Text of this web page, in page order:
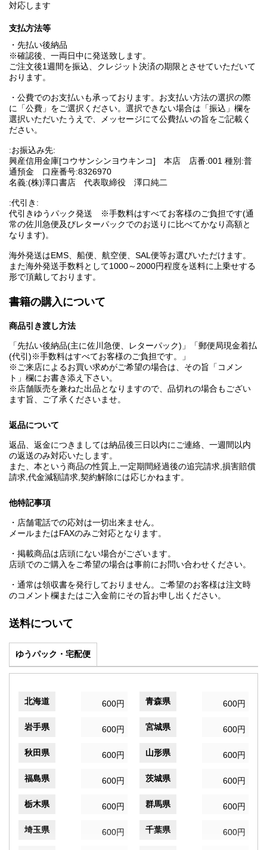
対応します
支払方法等
・先払い後納品
※確認後、一両日中に発送致します。
ご注文後1週間を振込、クレジット決済の期限とさせていただいて
おります。
・公費でのお支払いも承っております。お支払い方法の選択の際
に「公費」をご選択ください。選択できない場合は「振込」欄を
選択いただいたうえで、メッセージにて公費払いの旨をご記載く
ださい。
:お振込み先:
興産信用金庫[コウサンシンヨウキンコ] 本店 店番:001 種別:普
通預金 口座番号:8326970
名義:(株)澤口書店 代表取締役 澤口純二
:代引き:
代引きゆうパック発送 ※手数料はすべてお客様のご負担です(通
常の佐川急便及びレターパックでのお送りに比べてかなり高額と
なります)。
海外発送はEMS、船便、航空便、SAL便等お選びいただけます。
また海外発送手数料として1000～2000円程度を送料に上乗せする
形で頂戴しております。
書籍の購入について
商品引き渡し方法
「先払い後納品(主に佐川急便、レターパック)」「郵便局現金着払
(代引)※手数料はすべてお客様のご負担です。」
※ご来店によるお買い求めがご希望の場合は、その旨「コメン
ト」欄にお書き添え下さい。
※店舗販売を兼ねた出品となりますので、品切れの場合もござい
ます旨、ご了承くださいませ。
返品について
返品、返金につきましては納品後三日以内にご連絡、一週間以内
の返送のみ対応いたします。
また、本という商品の性質上,一定期間経過後の追完請求,損害賠償
請求,代金減額請求,契約解除には応じかねます。
他特記事項
・店舗電話での応対は一切出来ません。
メールまたはFAXのみご対応となります。
・掲載商品は店頭にない場合がございます。
店頭でのご購入をご希望の場合は事前にお問い合わせください。
・通常は領収書を発行しておりません。ご希望のお客様は注文時
のコメント欄またはご入金前にその旨お申し出ください。
送料について
ゆうパック・宅配便
北海道 600円 青森県 600円
岩手県 600円 宮城県 600円
秋田県 600円 山形県 600円
福島県 600円 茨城県 600円
栃木県 600円 群馬県 600円
埼玉県 600円 千葉県 600円